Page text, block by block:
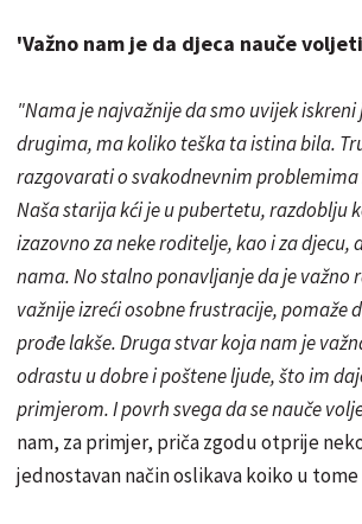
'Važno nam je da djeca nauče
"Nama je najvažnije da smo uvijek
drugima, ma koliko teška ta istina bila.
razgovarati o svakodnevnim problemima
Naša starija kći je u pubertetu, razdoblju
izazovno za neke roditelje, kao i za djecu,
nama. No stalno ponavljanje da je važno
važnije izreći osobne frustracije, pomaže
prođe lakše. Druga stvar koja nam je
odrastu u dobre i poštene ljude, što im
primjerom. I povrh svega da se nauče
nam, za primjer, priča zgodu otprije
jednostavan način oslikava koiko u